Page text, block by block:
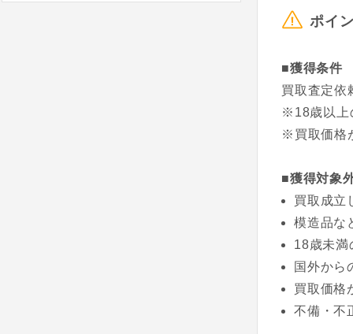
ポイ
■獲得条件
買取査定依
※18歳以上
※買取価格
■獲得対象
買取成立
模造品な
18歳未満
国外から
買取価格
不備・不